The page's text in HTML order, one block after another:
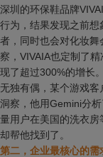
深圳的环保鞋品牌
行为，结果发现之前
者，同时也会对化妆
察，VIVAIA也定制了
现了超过300%的增长。
无独有偶，某个游戏
洞察，他用Gemini分
量用户在美国的洗衣
却帮他找到了。
第二，企业最核心的